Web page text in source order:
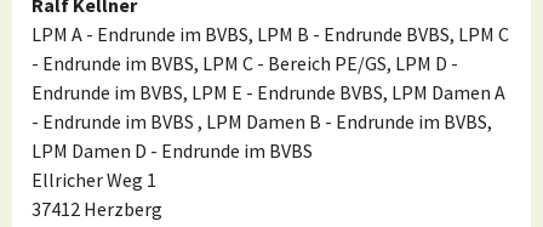
Ralf Kellner
LPM A - Endrunde im BVBS, LPM B - Endrunde BVBS, LPM C
- Endrunde im BVBS, LPM C - Bereich PE/GS, LPM D -
Endrunde im BVBS, LPM E - Endrunde BVBS, LPM Damen A
- Endrunde im BVBS , LPM Damen B - Endrunde im BVBS,
LPM Damen D - Endrunde im BVBS
Ellricher Weg 1
37412 Herzberg